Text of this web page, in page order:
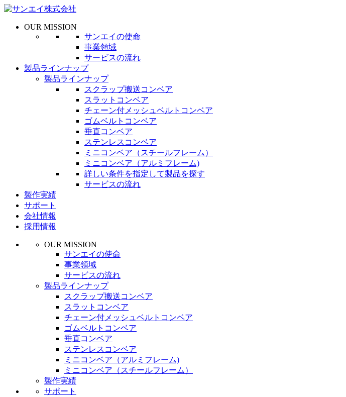
OUR MISSION
サンエイの使命
事業領域
サービスの流れ
製品ラインナップ
製品ラインナップ
スクラップ搬送コンベア
スラットコンベア
チェーン付メッシュベルトコンベア
ゴムベルトコンベア
垂直コンベア
ステンレスコンベア
ミニコンベア（スチールフレーム）
ミニコンベア（アルミフレーム)
詳しい条件を指定して製品を探す
サービスの流れ
製作実績
サポート
会社情報
採用情報
OUR MISSION
サンエイの使命
事業領域
サービスの流れ
製品ラインナップ
スクラップ搬送コンベア
スラットコンベア
チェーン付メッシュベルトコンベア
ゴムベルトコンベア
垂直コンベア
ステンレスコンベア
ミニコンベア（アルミフレーム)
ミニコンベア（スチールフレーム）
製作実績
サポート